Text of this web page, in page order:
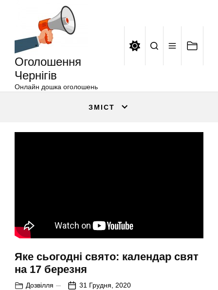
Оголошення
Чернігів
Онлайн дошка оголошень
ЗМІСТ
Яке сьогодні свято: календар свят
на 17 березня
Дозвілля 31 Грудня, 2020